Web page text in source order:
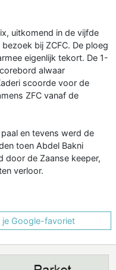
uitkomend in de vijfde
bij ZCFC. De ploeg
eigenlijk tekort. De 1-
alwaar
scoorde voor de
ZFC vanaf de
en tevens werd de
toen Abdel Bakni
door de Zaanse keeper,
verloor.
je Google-favoriet